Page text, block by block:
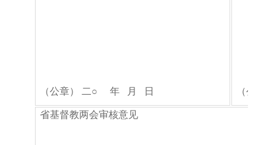
（公章） 二○ 年 月 日 （公章
省基督教两会审核意见